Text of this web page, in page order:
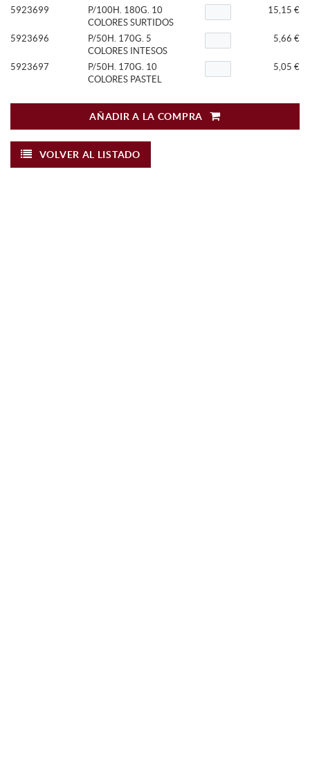
5923699
P/100H. 180G. 10
COLORES SURTIDOS
15,15 €
5923696
P/50H. 170G. 5
COLORES INTESOS
5,66 €
5923697
P/50H. 170G. 10
COLORES PASTEL
5,05 €
AÑADIR A LA COMPRA
VOLVER AL LISTADO